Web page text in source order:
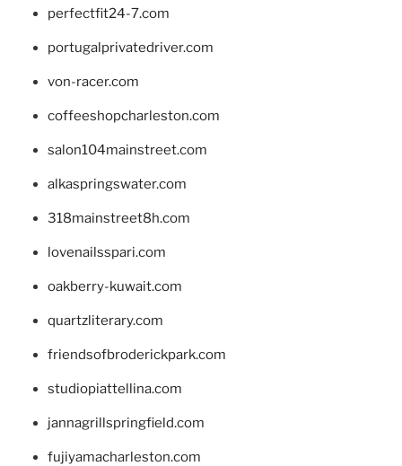
perfectfit24-7.com
portugalprivatedriver.com
von-racer.com
coffeeshopcharleston.com
salon104mainstreet.com
alkaspringswater.com
318mainstreet8h.com
lovenailsspari.com
oakberry-kuwait.com
quartzliterary.com
friendsofbroderickpark.com
studiopiattellina.com
jannagrillspringfield.com
fujiyamacharleston.com